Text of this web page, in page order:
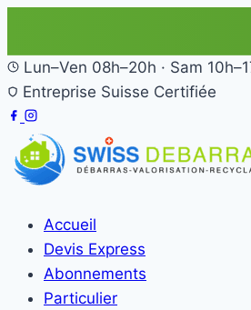
Lun–Ven 08h–20h · Sam
Entreprise Suisse Certifiée
Accueil
Devis Express
Abonnements
Particulier